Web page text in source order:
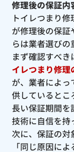
修理後の保証内
トイレつまり
が修理後の保
らは業者選びの
まず確認すべき
イレつまり修
が、業者によ
供しているとこ
長い保証期間を
技術に自信を持
次に、保証の対
「同じ原因に